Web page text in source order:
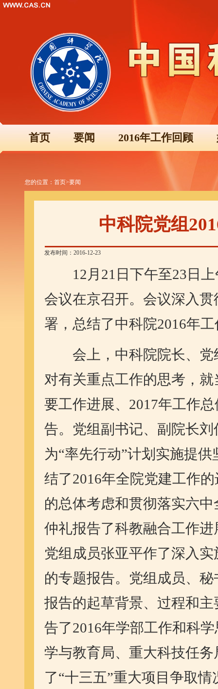
首页 要闻 2016年工作回顾
您的位置： 首页>要闻
中科院党组
发布时间：2016-12-23
12月21日下午至23日上
会议在京召开。会议深入
署，总结了中科院2016年
会上，中科院院长、党
对有关重点工作的思考，
要工作进展、2017年工作
告。党组副书记、副院长
为“率先行动”计划实施提
结了2016年全院党建工作
的总体考虑和贯彻落实六
仲礼报告了科教融合工作
党组成员张亚平作了深入
的专题报告。党组成员、
报告的起草背景、过程和
告了2016年学部工作和科
学与教育局、重大科技任
了“十三五”重大项目争取